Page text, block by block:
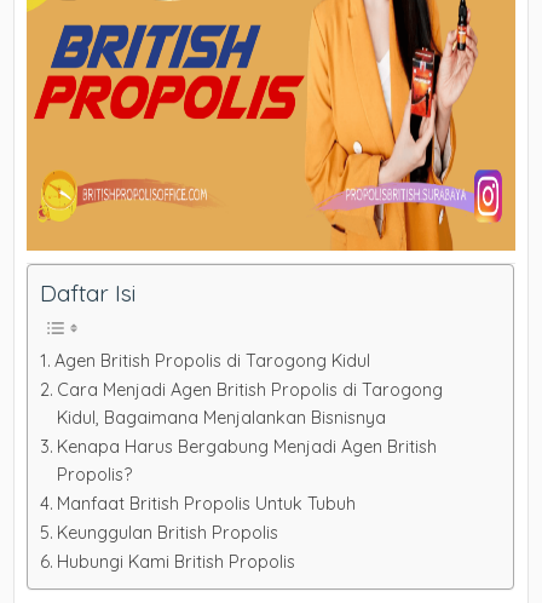
Daftar Isi
Agen British Propolis di Tarogong Kidul
Cara Menjadi Agen British Propolis di Tarogong
Kidul, Bagaimana Menjalankan Bisnisnya
Kenapa Harus Bergabung Menjadi Agen British
Propolis?
Manfaat British Propolis Untuk Tubuh
Keunggulan British Propolis
Hubungi Kami British Propolis